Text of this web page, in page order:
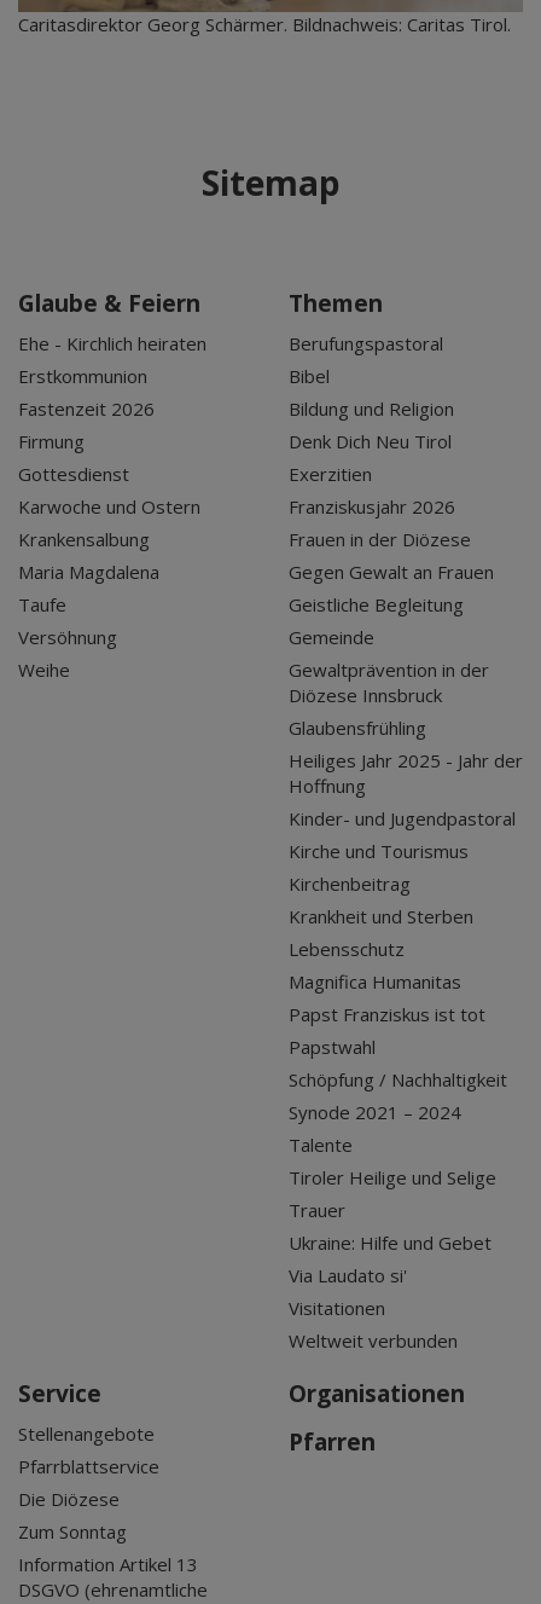
Caritasdirektor Georg Schärmer. Bildnachweis: Caritas Tirol.
Sitemap
Glaube & Feiern
Ehe - Kirchlich heiraten
Erstkommunion
Fastenzeit 2026
Firmung
Gottesdienst
Karwoche und Ostern
Krankensalbung
Maria Magdalena
Taufe
Versöhnung
Weihe
Themen
Berufungspastoral
Bibel
Bildung und Religion
Denk Dich Neu Tirol
Exerzitien
Franziskusjahr 2026
Frauen in der Diözese
Gegen Gewalt an Frauen
Geistliche Begleitung
Gemeinde
Gewaltprävention in der
Diözese Innsbruck
Glaubensfrühling
Heiliges Jahr 2025 - Jahr der
Hoffnung
Kinder- und Jugendpastoral
Kirche und Tourismus
Kirchenbeitrag
Krankheit und Sterben
Lebensschutz
Magnifica Humanitas
Papst Franziskus ist tot
Papstwahl
Schöpfung / Nachhaltigkeit
Synode 2021 – 2024
Talente
Tiroler Heilige und Selige
Trauer
Ukraine: Hilfe und Gebet
Via Laudato si'
Visitationen
Weltweit verbunden
Service
Stellenangebote
Pfarrblattservice
Die Diözese
Zum Sonntag
Information Artikel 13
DSGVO (ehrenamtliche
Organisationen
Pfarren